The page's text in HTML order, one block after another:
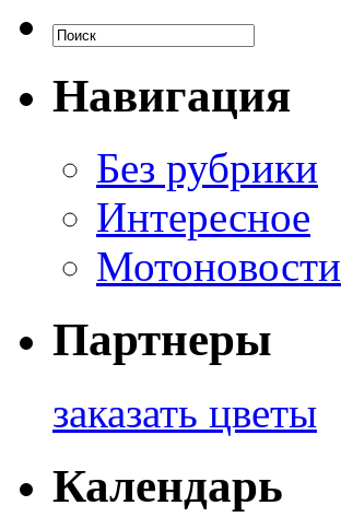
Навигация
Без рубрики
Интересное
Мотоновости
Партнеры
заказать цветы
Календарь